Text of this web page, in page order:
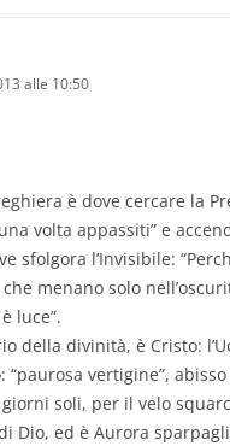
alle 10:50
è dove cercare la
volta appassiti” e
sfolgora l’Invisibile:
menano solo
luce”.
della divinità, è Cristo:
vertigine”, abisso
soli, per il velo
Dio, ed è Aurora